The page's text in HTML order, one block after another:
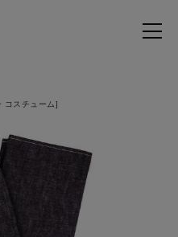
コスチューム]